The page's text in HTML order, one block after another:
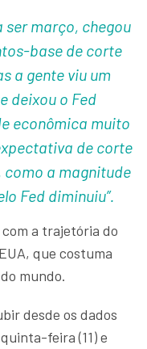
ser março, chegou
base de corte
a gente viu um
deixou o Fed
econômica muito
de corte
a magnitude
Fed diminuiu”.
a trajetória do
que costuma
mundo.
desde os dados
feira (11) e